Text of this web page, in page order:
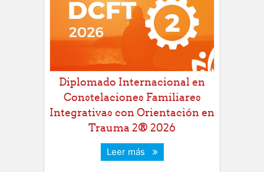
Diplomado Internacional en
Constelaciones Familiares
Integrativas con Orientación en
Trauma 2® 2026
Leer más